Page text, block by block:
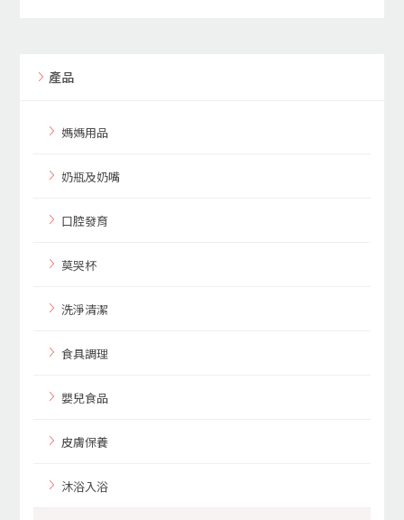
產品
媽媽用品
奶瓶及奶嘴
口腔發育
莫哭杯
洗淨清潔
食具調理
嬰兒食品
皮膚保養
沐浴入浴